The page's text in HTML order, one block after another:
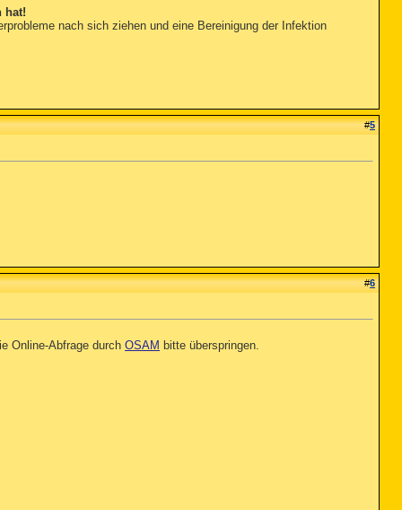
hat!
nach sich ziehen und eine Bereinigung der Infektion
#5
#6
Online-Abfrage durch OSAM bitte überspringen.